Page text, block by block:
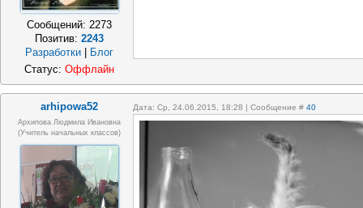
Сообщений: 2273
Позитив: 2243
Разработки | Блог
Статус: Оффлайн
arhipowa52 Дата: Ср, 24.06.2015, 18:28 | Сообщение # 40
Архипова Людмила Ивановна
(учитель начальных классов)